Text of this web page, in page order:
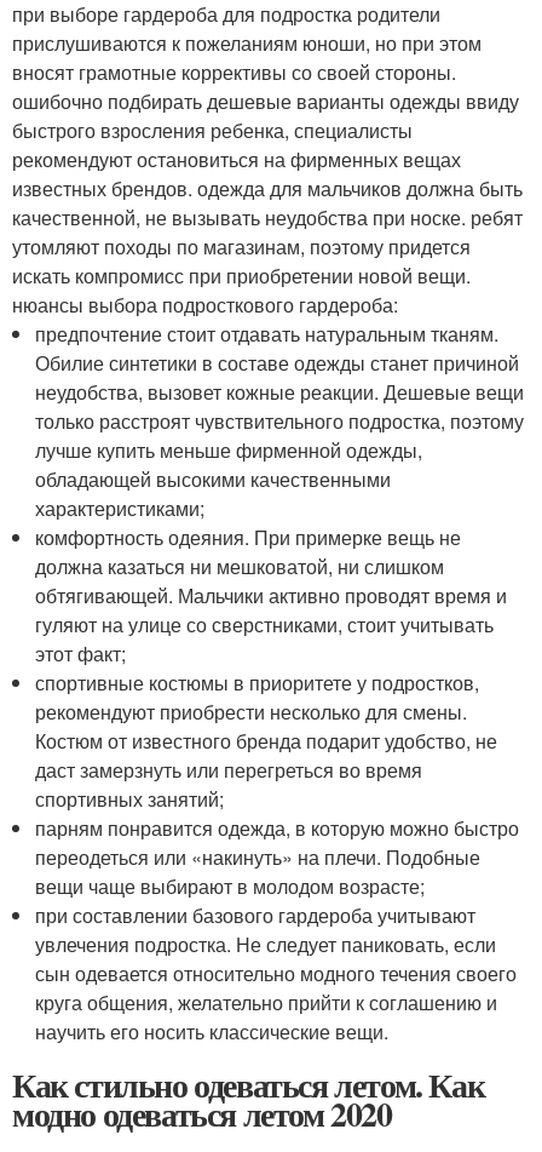
при выборе гардероба для подростка родители
прислушиваются к пожеланиям юноши, но при этом
вносят грамотные коррективы со своей стороны.
ошибочно подбирать дешевые варианты одежды ввиду
быстрого взросления ребенка, специалисты
рекомендуют остановиться на фирменных вещах
известных брендов. одежда для мальчиков должна быть
качественной, не вызывать неудобства при носке. ребят
утомляют походы по магазинам, поэтому придется
искать компромисс при приобретении новой вещи.
нюансы выбора подросткового гардероба:
предпочтение стоит отдавать натуральным тканям.
Обилие синтетики в составе одежды станет причиной
неудобства, вызовет кожные реакции. Дешевые вещи
только расстроят чувствительного подростка, поэтому
лучше купить меньше фирменной одежды,
обладающей высокими качественными
характеристиками;
комфортность одеяния. При примерке вещь не
должна казаться ни мешковатой, ни слишком
обтягивающей. Мальчики активно проводят время и
гуляют на улице со сверстниками, стоит учитывать
этот факт;
спортивные костюмы в приоритете у подростков,
рекомендуют приобрести несколько для смены.
Костюм от известного бренда подарит удобство, не
даст замерзнуть или перегреться во время
спортивных занятий;
парням понравится одежда, в которую можно быстро
переодеться или «накинуть» на плечи. Подобные
вещи чаще выбирают в молодом возрасте;
при составлении базового гардероба учитывают
увлечения подростка. Не следует паниковать, если
сын одевается относительно модного течения своего
круга общения, желательно прийти к соглашению и
научить его носить классические вещи.
Как стильно одеваться летом. Как
модно одеваться летом 2020